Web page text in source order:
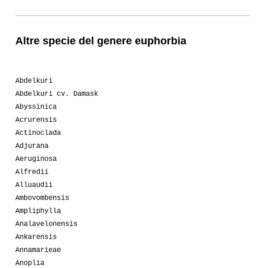
Altre specie del genere euphorbia
Abdelkuri
Abdelkuri cv. Damask
Abyssinica
Acrurensis
Actinoclada
Adjurana
Aeruginosa
Alfredii
Alluaudii
Ambovombensis
Ampliphylla
Analavelonensis
Ankarensis
Annamarieae
Anoplia